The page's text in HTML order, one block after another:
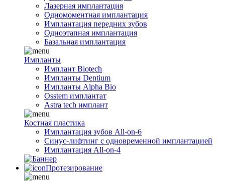
Лазерная имплантация
Одномоментная имплантация
Имплантация передних зубов
Одноэтапная имплантация
Базальная имплантация
Импланты
Имплант Biotech
Импланты Dentium
Импланты Alpha Bio
Osstem имплантат
Astra tech имплант
Костная пластика
Имплантация зубов All-on-6
Синус-лифтинг с одновременной имплантацией
Имплантация All-on-4
Протезирование